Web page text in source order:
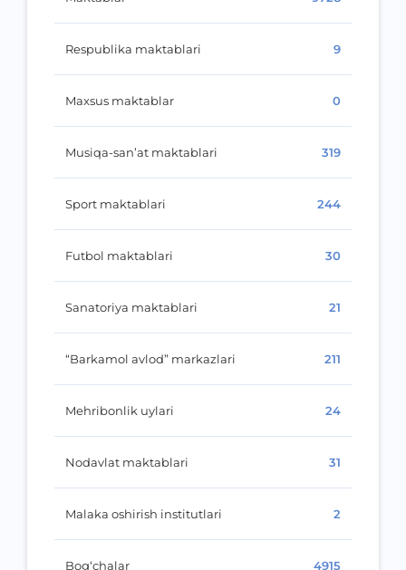
Respublika maktablari 9
Maxsus maktablar 0
Musiqa-san’at maktablari 319
Sport maktablari 244
Futbol maktablari 30
Sanatoriya maktablari 21
“Barkamol avlod” markazlari 211
Mehribonlik uylari 24
Nodavlat maktablari 31
Malaka oshirish institutlari 2
Bog‘chalar 4915